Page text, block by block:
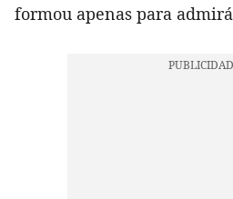
formou apenas para